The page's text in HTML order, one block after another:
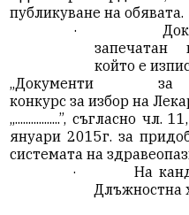
публикуване на обявата.
·
запечатан
който е
„Документи
конкурс за избор на
„.................”, съгласно
януари 2015г. за
системата на
·
На
Длъжностна